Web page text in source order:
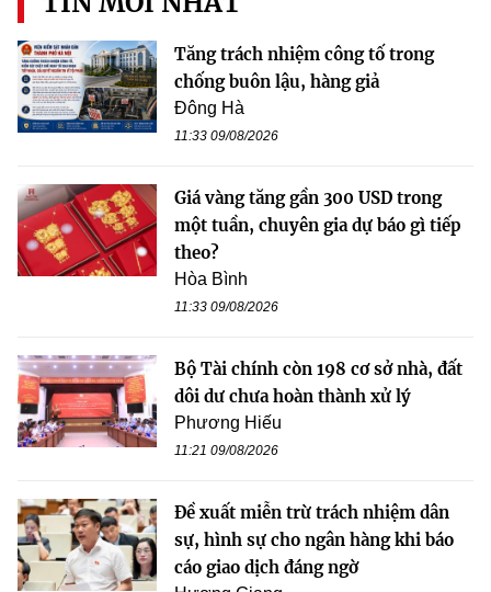
Tăng trách nhiệm công tố trong
chống buôn lậu, hàng giả
Đông Hà
11:33 09/08/2026
Giá vàng tăng gần 300 USD trong
một tuần, chuyên gia dự báo gì tiếp
theo?
Hòa Bình
11:33 09/08/2026
Bộ Tài chính còn 198 cơ sở nhà, đất
dôi dư chưa hoàn thành xử lý
Phương Hiếu
11:21 09/08/2026
Đề xuất miễn trừ trách nhiệm dân
sự, hình sự cho ngân hàng khi báo
cáo giao dịch đáng ngờ